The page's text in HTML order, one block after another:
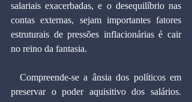
salariais exacerbadas, e o desequilíbrio nas
contas externas, sejam importantes fatores
estruturais de pressões inflacionárias é cair
no reino da fantasia.
preservar o poder aquisitivo dos salários.